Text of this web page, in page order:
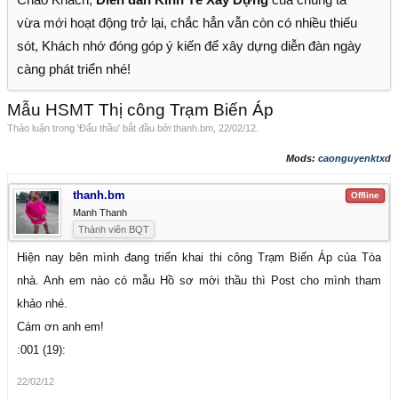
vừa mới hoạt động trở lại, chắc hẳn vẫn còn có nhiều thiếu
sót, Khách nhớ đóng góp ý kiến để xây dựng diễn đàn ngày
càng phát triển nhé!
Mẫu HSMT Thị công Trạm Biến Áp
Thảo luận trong 'Đấu thầu' bắt đầu bởi thanh.bm 22/02/12
Mods: caonguyenktxd
Offline
thanh.bm
Manh Thanh
Thành viên BQT
Hiện nay bên mình đang triển khai thi công Trạm Biến Áp của Tòa
nhà. Anh em nào có mẫu Hồ sơ mời thầu thì Post cho mình tham
khảo nhé.
Cám ơn anh em!
:001 (19):
22/02/12